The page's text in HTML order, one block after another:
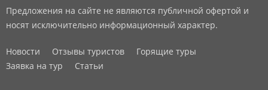
Предложения на сайте не являются публичной офертой и
носят исключительно информационный характер.
Новости Отзывы туристов
Горящие туры
Заявка на тур
Статьи